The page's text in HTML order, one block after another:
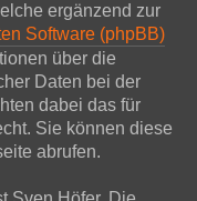
ergänzend zur
Software (phpBB)
über die
Daten bei der
dabei das für
Sie können diese
abrufen.